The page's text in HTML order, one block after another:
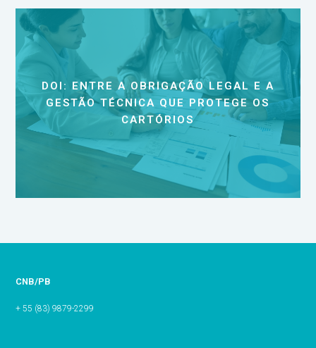
DOI: ENTRE A OBRIGAÇÃO LEGAL E A
GESTÃO TÉCNICA QUE PROTEGE OS
CARTÓRIOS
CNB/PB
+ 55 (83) 9879-2299